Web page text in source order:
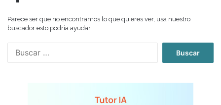
Parece ser que no encontramos lo que quieres ver, usa nuestro
buscador esto podría ayudar.